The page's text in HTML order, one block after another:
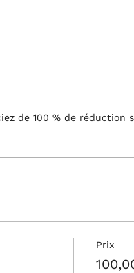
de 100 % de réduction
Prix